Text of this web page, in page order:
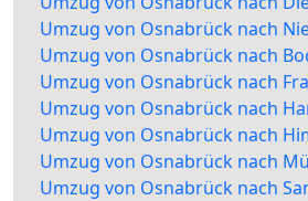
Umzug von Osnabrück nach
Umzug von Osnabrück nach
Umzug von Osnabrück nach
Umzug von Osnabrück nach
Umzug von Osnabrück nach
Umzug von Osnabrück nach
Umzug von Osnabrück nach